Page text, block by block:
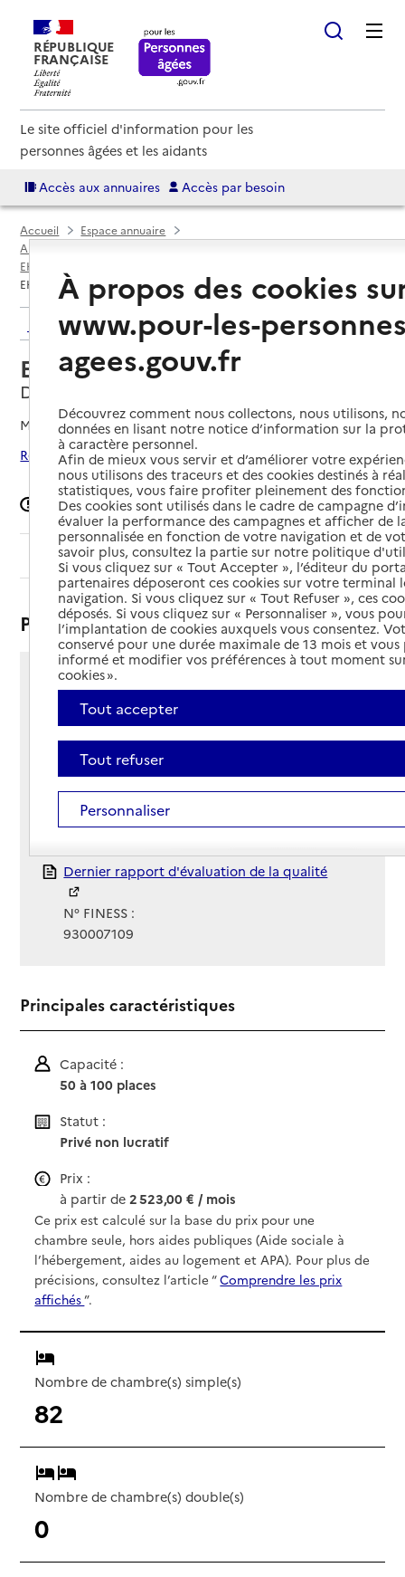
RÉPUBLIQUE
FRANÇAISE
Le site officiel d'information pour les
personnes âgées et les aidants
Accès aux annuaires Accès par besoin
Accueil
Espace annuaire
Annuaire EHPAD et maisons de retraite
EHPAD par département
EHPAD La Colombe
Retour aux résultats de l'annuaire
EHPAD La Colombe
Drancy, SEINE-SAINT-DENIS
Mis à jour le17/10/2024
Rechercher les établissements autour de Drancy
Signaler une erreur
Sommaire
Présentation
44 rue Henri Longatte
93700 - Drancy
Voir itinéraire
Téléphone :
01 48 40 05 54
Contact
Contact
Site Internet
Site internet non renseigné
Gestionnaire :
Rapport HAS
Dernier rapport d'évaluation de la qualité
N° FINESS :
930007109
Principales caractéristiques
Capacité :
50 à 100 places
Statut :
Privé non lucratif
Prix :
à partir de2 523,00 € / mois
Ce prix est calculé sur la base du prix pour une
chambre seule, hors aides publiques (Aide sociale à
l’hébergement, aides au logement et APA). Pour plus de
précisions, consultez l’article “Comprendre les prix
affichés”.
Nombre de chambre(s) simple(s)
82
Nombre de chambre(s) double(s)
0
À propos des cookies
www.pour-les-
agees.gouv.fr
Découvrez comment nous collectons, nous utilisons,
données en lisant notre notice d’information sur la
à caractère personnel.
Afin de mieux vous servir et d’améliorer votre
nous utilisons des traceurs et des cookies destinés à
statistiques, vous faire profiter pleinement des
Des cookies sont utilisés dans le cadre de campagne
évaluer la performance des campagnes et afficher de
personnalisée en fonction de votre navigation et de
savoir plus, consultez la partie sur notre politique
Si vous cliquez sur « Tout Accepter », l’éditeur du
partenaires déposeront ces cookies sur votre terminal
navigation. Si vous cliquez sur « Tout Refuser », ces
déposés. Si vous cliquez sur « Personnaliser », vous
l’implantation de cookies auxquels vous consentez.
conservé pour une durée maximale de 13 mois et
informé et modifier vos préférences à tout moment
cookies ».
Tout accepter
Tout refuser
Personnaliser